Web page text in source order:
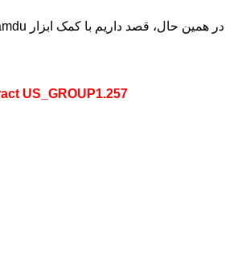
در همین حال، قصد داریم با کمک ابزار amdu، دیتافایل مورد نظر را به محیط سیستم عامل و در مسیر /grid بازیابی کنیم :
US_GROUP1.257